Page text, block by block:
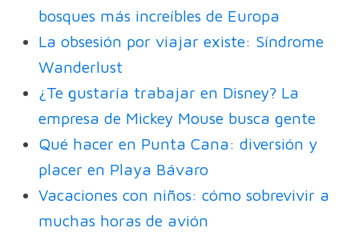
bosques más increíbles de Europa
La obsesión por viajar existe: Síndrome
Wanderlust
¿Te gustaría trabajar en Disney? La
empresa de Mickey Mouse busca gente
Qué hacer en Punta Cana: diversión y
placer en Playa Bávaro
Vacaciones con niños: cómo sobrevivir a
muchas horas de avión